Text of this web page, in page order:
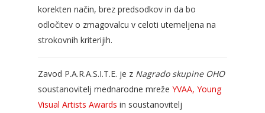
korekten način, brez predsodkov in da bo
odločitev o zmagovalcu v celoti utemeljena na
strokovnih kriterijih.
Zavod P.A.R.A.S.I.T.E. je z Nagrado skupine OHO
soustanovitelj mednarodne mreže YVAA, Young
Visual Artists Awards in soustanovitelj